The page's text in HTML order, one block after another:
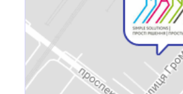
Ссылка для мобильных устройств